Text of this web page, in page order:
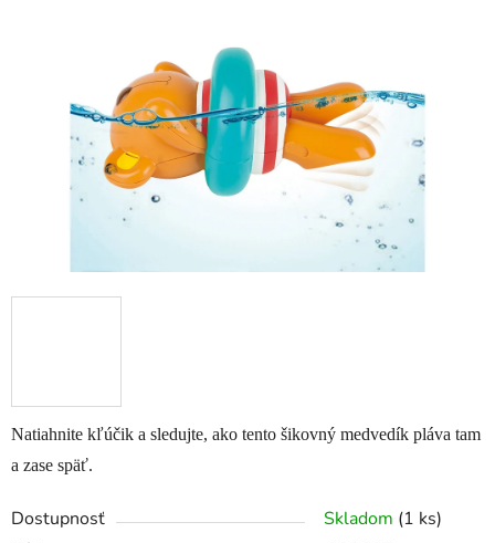
Natiahnite kľúčik a sledujte, ako tento šikovný medvedík pláva tam
a zase späť.
Dostupnosť Skladom (1 ks)